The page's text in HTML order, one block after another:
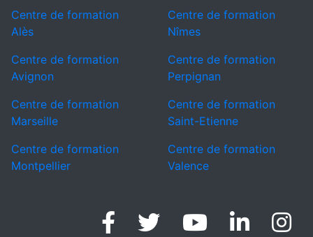
Centre de formation
Alès
Centre de formation
Avignon
Centre de formation
Marseille
Centre de formation
Montpellier
Centre de formation
Nîmes
Centre de formation
Perpignan
Centre de formation
Saint-Etienne
Centre de formation
Valence
Facebook
TwitterYoutube